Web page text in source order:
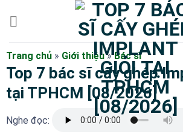
dung
Trang chủ » Giới thiệu»Bác sĩ
Top 7 bác sĩ cấy ghép
tại TPHCM [08/2026]
Nghe đọc: